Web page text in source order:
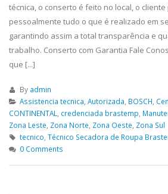
técnica, o conserto é feito no local, o
pessoalmente tudo o que é realizado em
garantindo assim a total transparência e
trabalho. Conserto com Garantia Fale
que [...]
By admin
Assistencia tecnica, Autorizada, BOSCH,
CONTINENTAL, credenciada brastemp,
Zona Leste, Zona Norte, Zona Oeste, Zona Sul
tecnico, Técnico Secadora de Roupa
0 Comments